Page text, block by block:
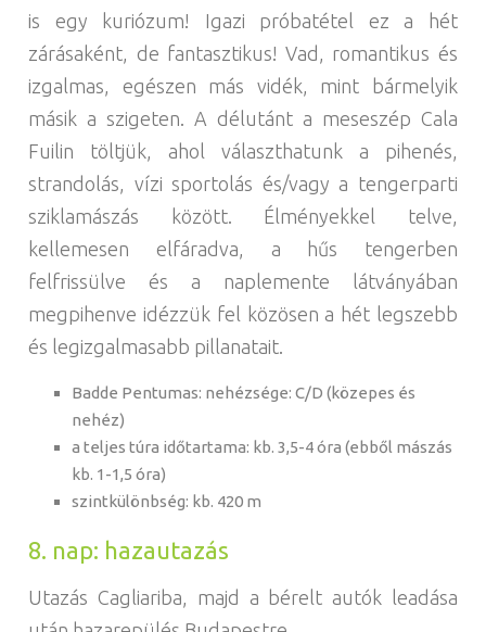
is egy kuriózum! Igazi próbatétel ez a hét
zárásaként, de fantasztikus! Vad, romantikus és
izgalmas, egészen más vidék, mint bármelyik
másik a szigeten. A délutánt a meseszép Cala
Fuilin töltjük, ahol választhatunk a pihenés,
strandolás, vízi sportolás és/vagy a tengerparti
sziklamászás között. Élményekkel telve,
kellemesen elfáradva, a hűs tengerben
felfrissülve és a naplemente látványában
megpihenve idézzük fel közösen a hét legszebb
és legizgalmasabb pillanatait.
Badde Pentumas: nehézsége: C/D (közepes és
nehéz)
a teljes túra időtartama: kb. 3,5-4 óra (ebből mászás
kb. 1-1,5 óra)
szintkülönbség: kb. 420 m
8. nap: hazautazás
Utazás Cagliariba, majd a bérelt autók leadása